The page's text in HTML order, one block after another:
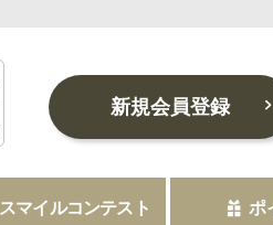
新規会員登録
スマイルコンテスト ポ